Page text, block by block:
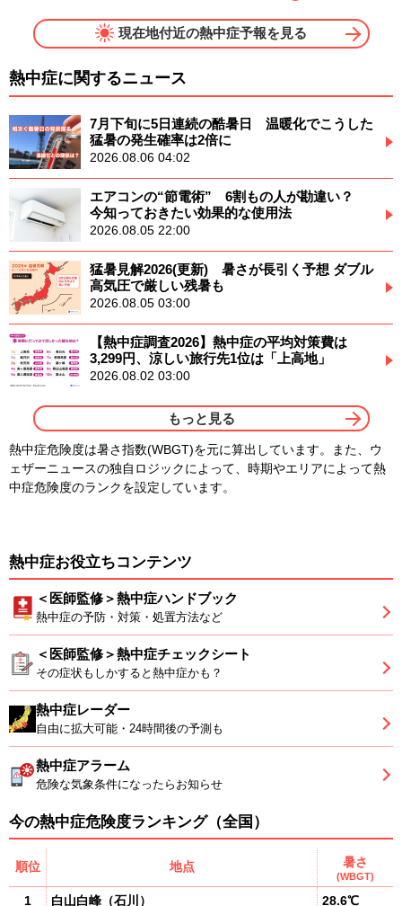
現在地付近の熱中症予報を見る
熱中症に関するニュース
7月下旬に5日連続の酷暑日 温暖化でこうした
猛暑の発生確率は2倍に
2026.08.06 04:02
エアコンの“節電術” 6割もの人が勘違い？
今知っておきたい効果的な使用法
2026.08.05 22:00
猛暑見解2026(更新) 暑さが長引く予想 ダブル
高気圧で厳しい残暑も
2026.08.05 03:00
【熱中症調査2026】熱中症の平均対策費は
3,299円、涼しい旅行先1位は「上高地」
2026.08.02 03:00
もっと見る
熱中症危険度は暑さ指数(WBGT)を元に算出しています。また、ウ
ェザーニュースの独自ロジックによって、時期やエリアによって熱
中症危険度のランクを設定しています。
熱中症お役立ちコンテンツ
＜医師監修＞熱中症ハンドブック
熱中症の予防・対策・処置方法など
＜医師監修＞熱中症チェックシート
その症状もしかすると熱中症かも？
熱中症レーダー
自由に拡大可能・24時間後の予測も
熱中症アラーム
危険な気象条件になったらお知らせ
今の熱中症危険度ランキング（全国）
順位 地点 暑さ
(WBGT)
1 白山白峰 （石川 ） 28.6℃